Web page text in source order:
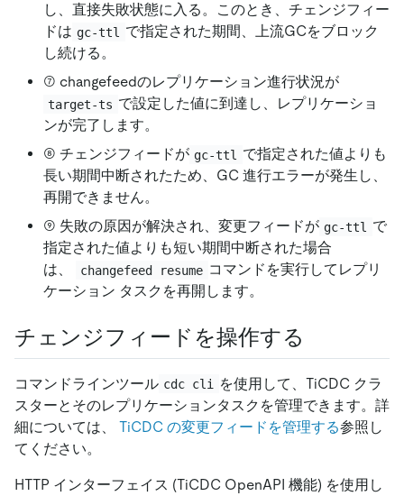
し、直接失敗状態に入る。このとき、チェンジフィー
ドは gc-ttl
で指定された期間、上流GCをブロック
し続ける。
⑦ changefeedのレプリケーション進行状況が
target-ts で設定した値に到達し、レプリケーショ
ンが完了します。
⑧ チェンジフィードが gc-ttl
で指定された値よりも
長い期間中断されたため、GC 進行エラーが発生し、
再開できません。
⑨ 失敗の原因が解決され、変更フィードが gc-ttl
で
指定された値よりも短い期間中断された場合
は、
changefeed resume コマンドを実行してレプリ
ケーション タスクを再開します。
チェンジフィードを操作する
コマンドラインツール cdc cli
を使用して、TiCDC クラ
スターとそのレプリケーションタスクを管理できます。詳
細については、 TiCDC の変更フィードを管理する参照し
てください。
HTTP インターフェイス (TiCDC OpenAPI 機能) を使用し